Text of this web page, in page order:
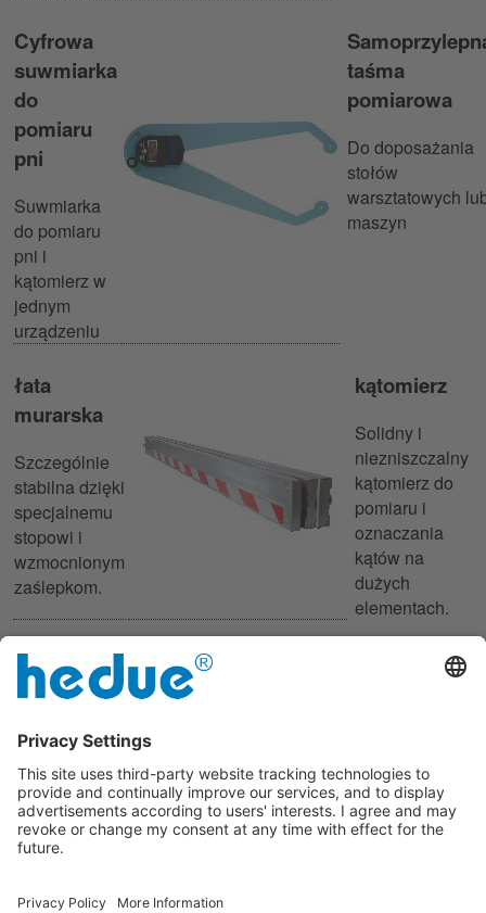
Cyfrowa
suwmiarka
do
pomiaru
pni
Suwmiarka
do pomiaru
pni i
kątomierz w
jednym
urządzeniu
taśma
pomiarowa
Do doposażania
stołów
warsztatowych
maszyn
łata
murarska
Szczególnie
stabilna dzięki
specjalnemu
stopowi i
wzmocnionym
zaślepkom.
kątomierz
Solidny i
niezniszczalny
kątomierz do
pomiaru i
oznaczania
kątów na
dużych
elementach.
S300
ścienny
mierniczy
Precyzyjny
pomiar
grubości
poprzez
krawędziowe
wykonane są
ze stali,
powierzchnie